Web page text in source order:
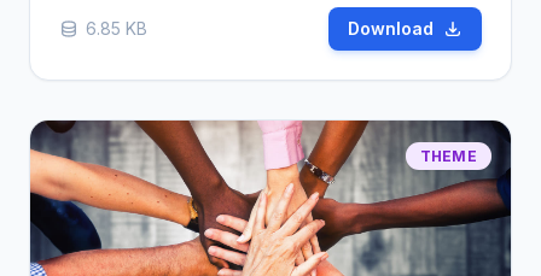
6.85 KB Download
THEME